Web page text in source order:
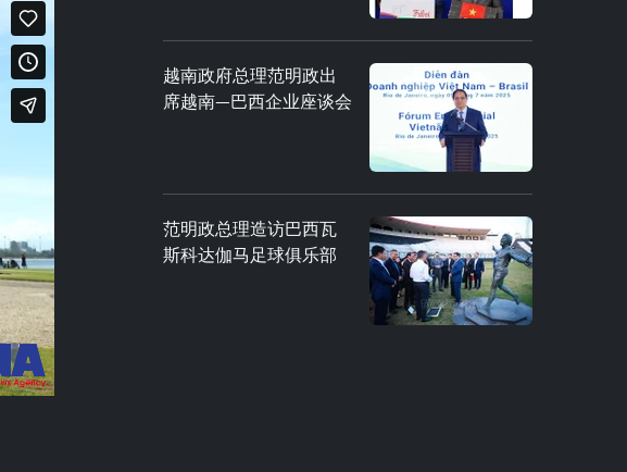
越南政府总理范明政出
席越南—巴西企业座谈会
范明政总理造访巴西瓦
斯科达伽马足球俱乐部